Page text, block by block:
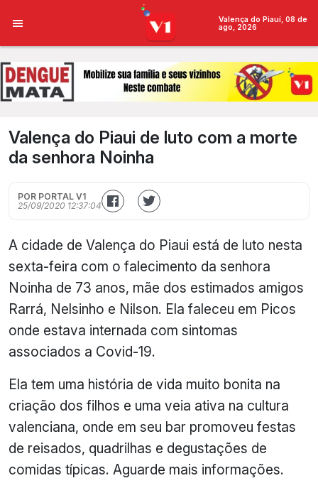
Valença do Piauí, 08 de
ago, 2026
Valença do Piaui de luto com a morte
da senhora Noinha
POR PORTAL V1
25/09/2020 12:37:04
A cidade de Valença do Piaui está de luto nesta
sexta-feira com o falecimento da senhora
Noinha de 73 anos, mãe dos estimados amigos
Rarrá, Nelsinho e Nilson. Ela faleceu em Picos
onde estava internada com sintomas
associados a Covid-19.
Ela tem uma história de vida muito bonita na
criação dos filhos e uma veia ativa na cultura
valenciana, onde em seu bar promoveu festas
de reisados, quadrilhas e degustações de
comidas típicas. Aguarde mais informações.